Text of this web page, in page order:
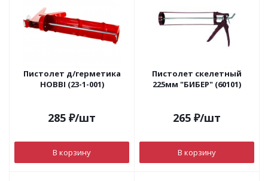
Пистолет д/герметика
HOBBI (23-1-001)
285 ₽/шт
В корзину
Пистолет скелетный
225мм "БИБЕР" (60101)
265 ₽/шт
В корзину